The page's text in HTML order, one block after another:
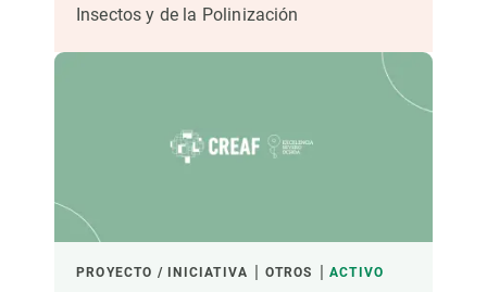
Insectos y de la Polinización
PROYECTO / INICIATIVA OTROS ACTIVO